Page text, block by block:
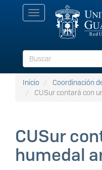
Toggle
navigation
Buscar
Inicio Coordinación
CUSur contará con
CUSur
humedal